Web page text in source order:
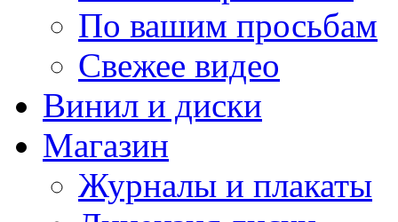
По вашим просьбам
Свежее видео
Винил и диски
Магазин
Журналы и плакаты